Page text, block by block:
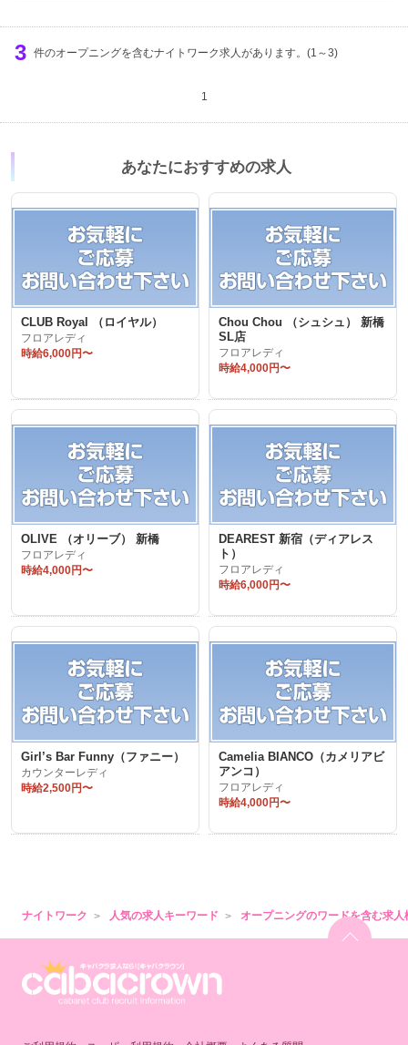
3 件のオープニングを含むナイトワーク求人があります。(1～3)
1
あなたにおすすめの求人
CLUB Royal （ロイヤル）
フロアレディ
時給6,000円〜
Chou Chou （シュシュ） 新橋
SL店
フロアレディ
時給4,000円〜
OLIVE （オリーブ） 新橋
フロアレディ
時給4,000円〜
DEAREST 新宿（ディアレス
ト）
フロアレディ
時給6,000円〜
Girl’s Bar Funny（ファニー）
カウンターレディ
時給2,500円〜
Camelia BIANCO（カメリアビ
アンコ）
フロアレディ
時給4,000円〜
ナイトワーク 人気の求人キーワード オープニングのワードを含む求人